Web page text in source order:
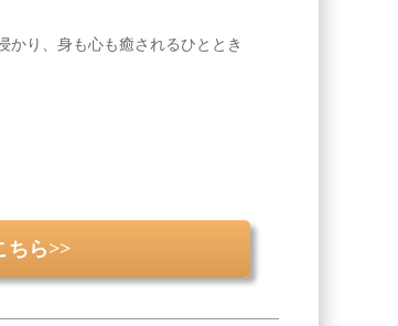
かり、身も心も癒されるひととき
ちら>>